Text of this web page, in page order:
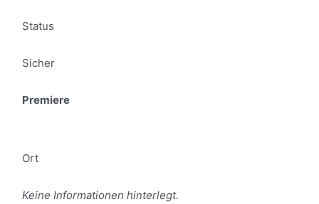
Status
Sicher
Premiere
Ort
Keine Informationen hinterlegt.